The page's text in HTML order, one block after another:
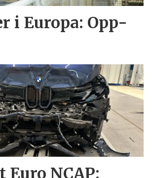
i Europa: Opp-
Euro NCAP: